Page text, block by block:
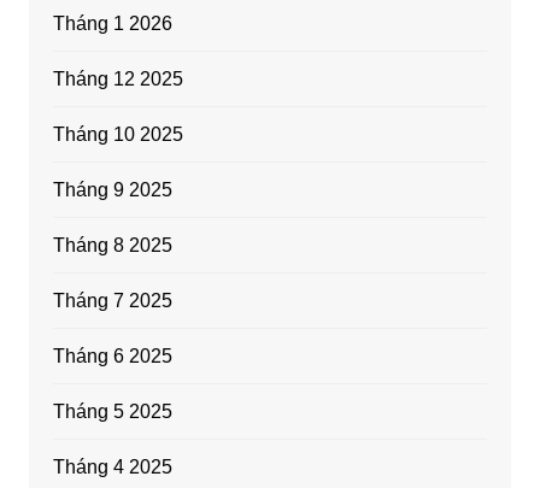
Tháng 1 2026
Tháng 12 2025
Tháng 10 2025
Tháng 9 2025
Tháng 8 2025
Tháng 7 2025
Tháng 6 2025
Tháng 5 2025
Tháng 4 2025